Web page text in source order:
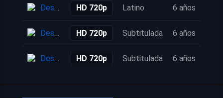
Descarga HD 720p Latino 6 años
Descarga HD 720p Subtitulada 6 años
Descarga HD 720p Subtitulada 6 años